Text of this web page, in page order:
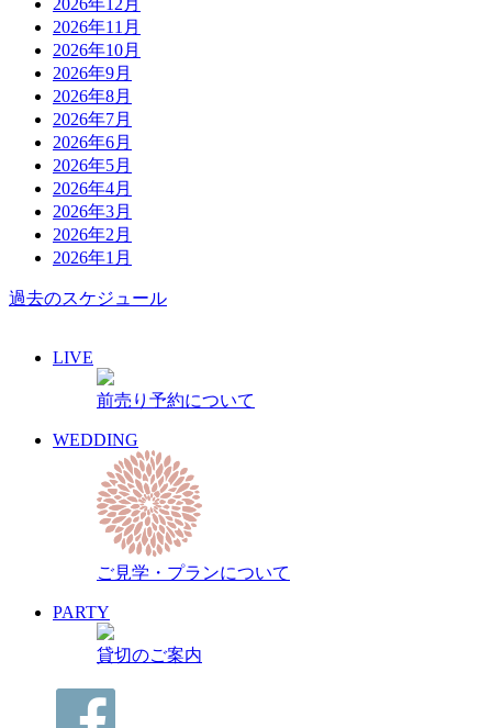
2026年12月
2026年11月
2026年10月
2026年9月
2026年8月
2026年7月
2026年6月
2026年5月
2026年4月
2026年3月
2026年2月
2026年1月
過去のスケジュール
LIVE
前売り予約について
WEDDING
ご見学・プランについて
PARTY
貸切のご案内